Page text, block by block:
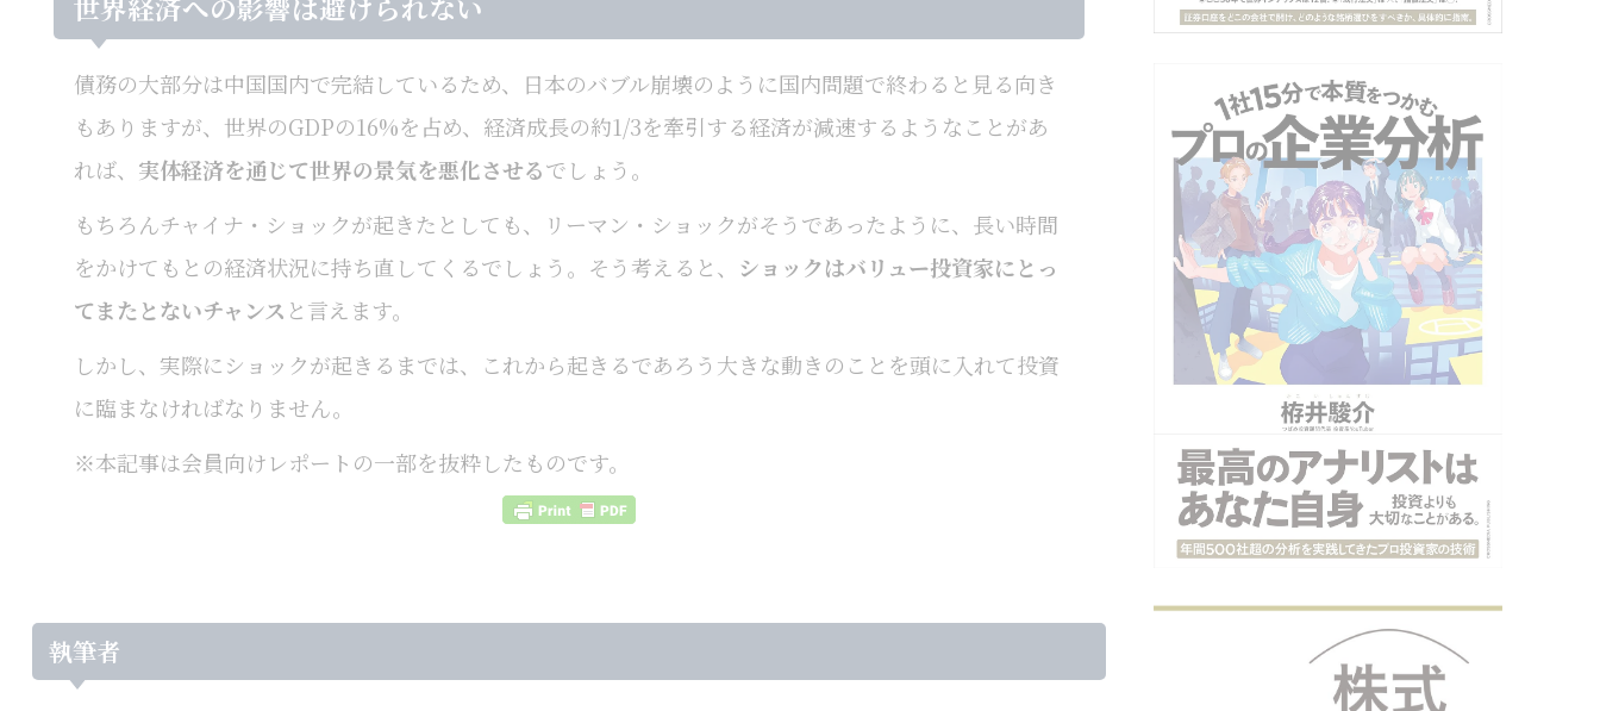
債務の大部分は中国国内で完結しているため、日本のバブル崩壊のように国内問題で終わると見る向き
もありますが、世界のGDPの16%を占め、経済成長の約1/3を牽引する経済が減速するようなことがあ
れば、 実体経済を通じて世界の景気を悪化させるでしょう。
もちろんチャイナ・ショックが起きたとしても、リーマン・ショックがそうであったように、長い時間
をかけてもとの経済状況に持ち直してくるでしょう。そう考えると、
ショックはバリュー投資家にとっ
てまたとないチャンス と言えます。
しかし、実際にショックが起きるまでは、これから起きるであろう大きな動きのことを頭に入れて投資
に臨まなければなりません。
※本記事は会員向けレポートの一部を抜粋したものです。
執筆者